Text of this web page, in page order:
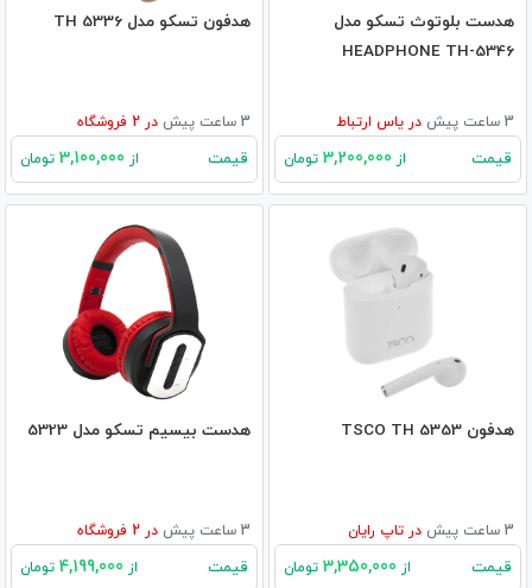
هدست بلوتوث تسکو مدل
HEADPHONE TH-5346
3 ساعت پیش در یاس ارتباط
قیمت از تومان
هدفون تسکو مدل TH 5336
3 ساعت پیش در فروشگاه
قیمت از تومان
هدفون TSCO TH 5353
3 ساعت پیش در تاپ رایان
قیمت از تومان
هدست بیسیم تسکو مدل 5323
3 ساعت پیش در فروشگاه
قیمت از تومان